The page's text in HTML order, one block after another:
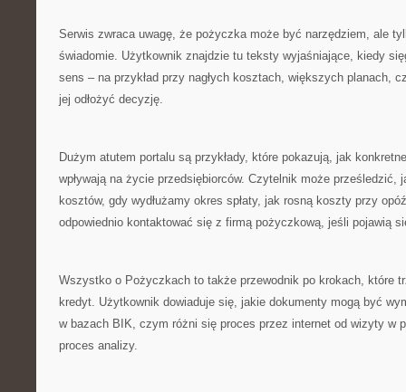
Serwis zwraca uwagę, że pożyczka może być narzędziem, ale
świadomie. Użytkownik znajdzie tu teksty wyjaśniające, kiedy
sens – na przykład przy nagłych kosztach, większych planach,
jej odłożyć decyzję.
Dużym atutem portalu są przykłady, które pokazują, jak
wpływają na życie przedsiębiorców. Czytelnik może prześledzić,
kosztów, gdy wydłużamy okres spłaty, jak rosną koszty przy
odpowiednio kontaktować się z firmą pożyczkową, jeśli pojawią
Wszystko o Pożyczkach to także przewodnik po krokach, które
kredyt. Użytkownik dowiaduje się, jakie dokumenty mogą być
w bazach BIK, czym różni się proces przez internet od wizyty w
proces analizy.